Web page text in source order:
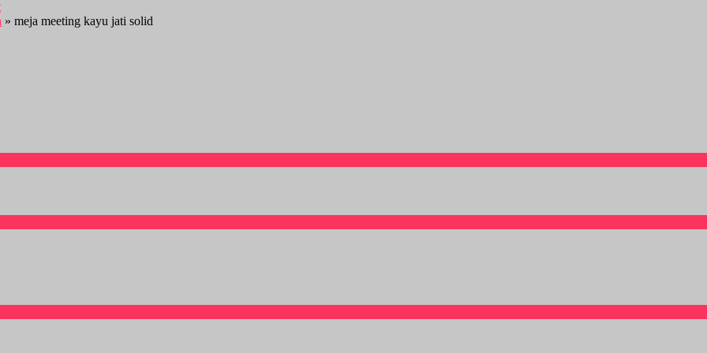
» meja meeting kayu jati solid